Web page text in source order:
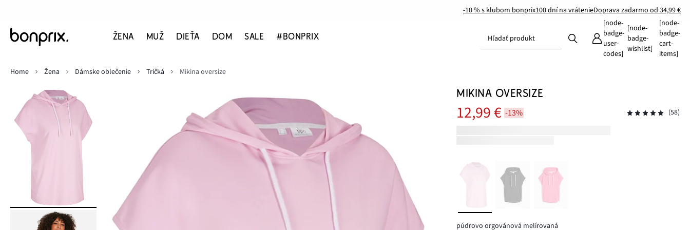
-10 % s klubom bonprix100 dní na vrátenieDoprava zadarmo od 34,99 €
ŽENA MUŽ DIEŤA DOM SALE #BONPRIX Hľadať produkt
[node-
badge-
user-
codes]
[node-
badge-
wishlist]
[node-
badge-
cart-
items]
Home
Žena Dámske oblečenie Tričká Mikina oversize
MIKINA OVERSIZE
12,99 € -13% (58)
púdrovo orgovánová melírovaná